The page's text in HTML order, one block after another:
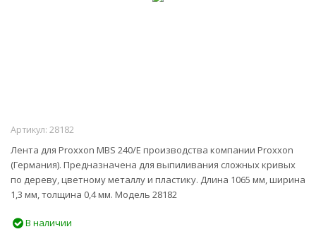
Артикул: 28182
Лента для Proxxon MBS 240/E производства компании Proxxon
(Германия). Предназначена для выпиливания сложных кривых
по дереву, цветному металлу и пластику. Длина 1065 мм, ширина
1,3 мм, толщина 0,4 мм. Модель 28182
В наличии